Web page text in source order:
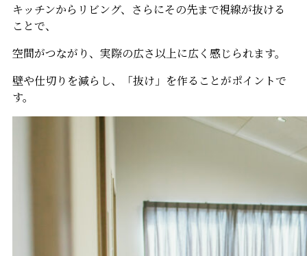
キッチンからリビング、さらにその先まで視線が抜ける
ことで、
空間がつながり、実際の広さ以上に広く感じられます。
壁や仕切りを減らし、「抜け」を作ることがポイントで
す。